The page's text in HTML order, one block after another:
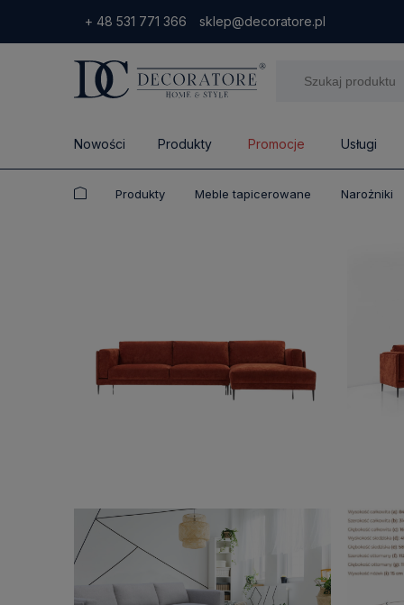
+ 48 531 771 366 sklep@decoratore.pl
Nowości Produkty Promocje Usługi
Produkty Meble tapicerowane Narożniki